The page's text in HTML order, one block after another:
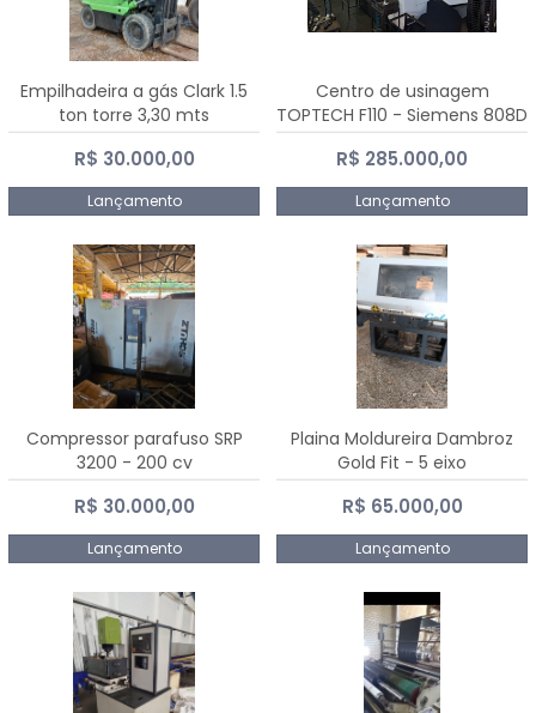
Empilhadeira a gás Clark 1.5
ton torre 3,30 mts
R$ 30.000,00
Lançamento
Centro de usinagem
TOPTECH F110 - Siemens 808D
Advanced
R$ 285.000,00
Lançamento
Compressor parafuso SRP
3200 - 200 cv
R$ 30.000,00
Lançamento
Plaina Moldureira Dambroz
Gold Fit - 5 eixo
R$ 65.000,00
Lançamento